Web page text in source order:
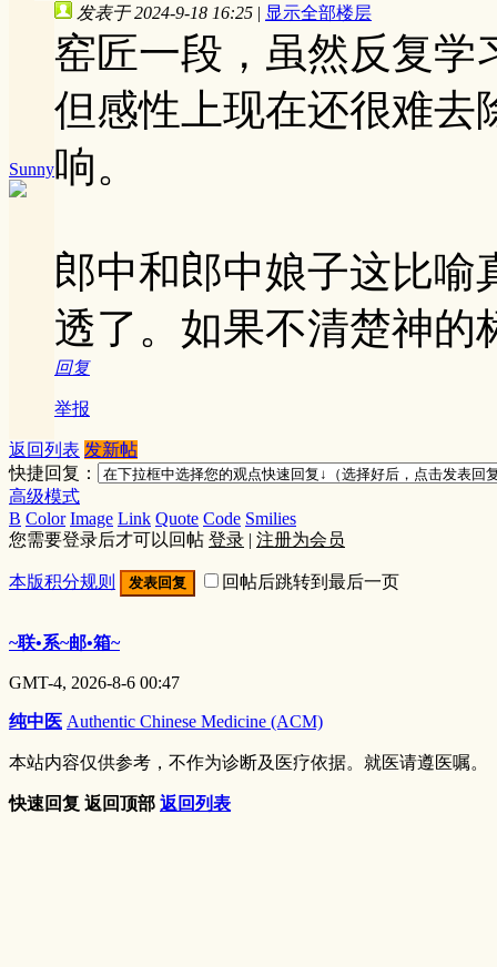
Sunny
发表于 2024-9-18 16:25 | 显示全部楼层
窑匠一段，虽然反复学
但感性上现在还很难去
响。
郎中和郎中娘子这比喻
透了。如果不清楚神的
回复
举报
返回列表 发新帖
快捷回复：
高级模式
B Color Image Link Quote Code Smilies
您需要登录后才可以回帖 登录 | 注册为会员
本版积分规则 发表回复 回帖后跳转到最后一页
~联•系~邮•箱~
GMT-4, 2026-8-6 00:47
纯中医 Authentic Chinese Medicine (ACM)
本站内容仅供参考，不作为诊断及医疗依据。就医请遵医嘱。
快速回复 返回顶部 返回列表